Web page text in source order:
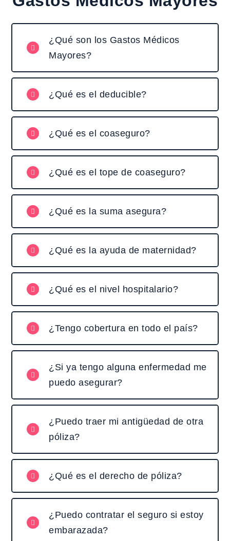
¿Qué son los Gastos Médicos
Mayores?
¿Qué es el deducible?
¿Qué es el coaseguro?
¿Qué es el tope de coaseguro?
¿Qué es la suma asegura?
¿Qué es la ayuda de maternidad?
¿Qué es el nivel hospitalario?
¿Tengo cobertura en todo el país?
¿Si ya tengo alguna enfermedad me
puedo asegurar?
¿Puedo traer mi antigüedad de otra
póliza?
¿Qué es el derecho de póliza?
¿Puedo contratar el seguro si estoy
embarazada?